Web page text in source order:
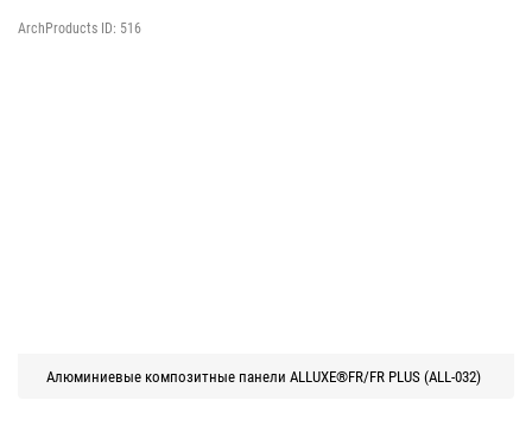
ArchProducts ID: 516
Алюминиевые композитные панели ALLUXE®FR/FR PLUS (ALL-032)